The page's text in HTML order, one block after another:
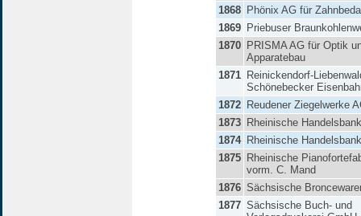
1868 Phönix AG für
1869 Priebuser
1870 PRISMA AG für Optik
Apparatebau
1871 Reinickendorf-
Schönebecker
1872 Reudener Ziegelwerke
1873 Rheinische
1874 Rheinische
1875 Rheinische
vorm. C. Mand
1876 Sächsische
1877 Sächsische Buch- und